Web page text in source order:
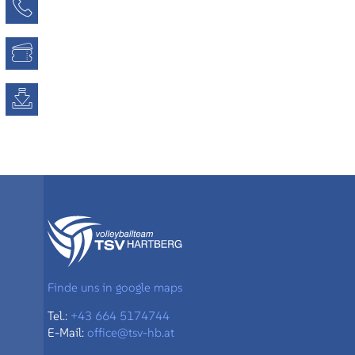
Finde uns in google maps
Tel.: +43 664 5174744
E-Mail: office@tsv-hb.at